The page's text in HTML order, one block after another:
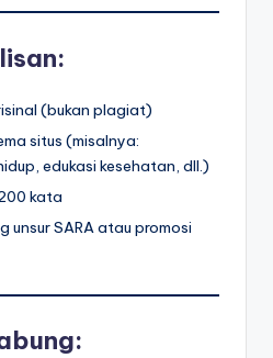
(bukan plagiat)
situs (misalnya:
edukasi kesehatan, dll.)
kata
unsur SARA atau promosi